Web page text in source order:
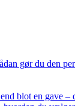
gør du den
blot en gave –